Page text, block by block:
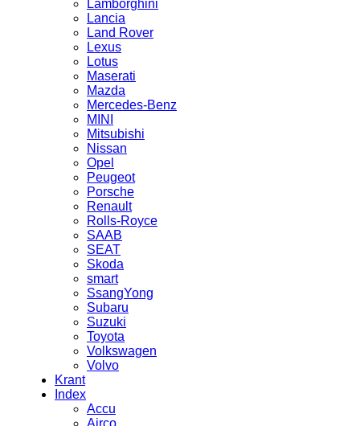
Lamborghini
Lancia
Land Rover
Lexus
Lotus
Maserati
Mazda
Mercedes-Benz
MINI
Mitsubishi
Nissan
Opel
Peugeot
Porsche
Renault
Rolls-Royce
SAAB
SEAT
Skoda
smart
SsangYong
Subaru
Suzuki
Toyota
Volkswagen
Volvo
Krant
Index
Accu
Airco